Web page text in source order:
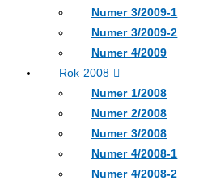
Numer 3/2009-1
Numer 3/2009-2
Numer 4/2009
Rok 2008
Numer 1/2008
Numer 2/2008
Numer 3/2008
Numer 4/2008-1
Numer 4/2008-2